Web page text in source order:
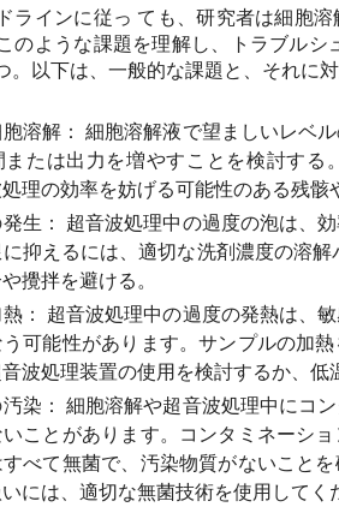
ラインに従っ ても、研究者は細胞
のような課題を理解し、トラブルシ
。以下は、一般的な課題と、それに
溶解： 細胞溶解液で望ましいレベ
たは出力を増やすことを検討する
理の効率を妨げる可能性のある残骸
生： 超音波処理中の過度の泡は、
抑えるには、適切な洗剤濃度の溶
攪拌を避ける。
： 超音波処理中の過度の発熱は、
可能性があります。サンプルの加
波処理装置の使用を検討するか、低
染： 細胞溶解や超音波処理中にコ
ことがあります。コンタミネーシ
べて無菌で、汚染物質がないこと
には、適切な無菌技術を使用してく